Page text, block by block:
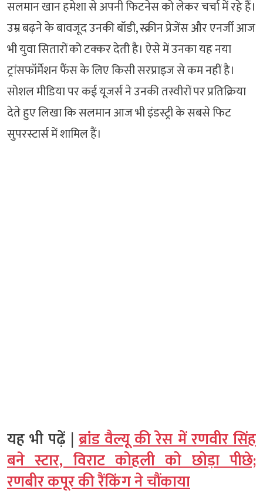
सलमान खान हमेशा से अपनी फिटनेस को लेकर चर्चा में रहे हैं।
उम्र बढ़ने के बावजूद उनकी बॉडी, स्क्रीन प्रेजेंस और एनर्जी आज
भी युवा सितारों को टक्कर देती है। ऐसे में उनका यह नया
ट्रांसफॉर्मेशन फैंस के लिए किसी सरप्राइज से कम नहीं है।
सोशल मीडिया पर कई यूजर्स ने उनकी तस्वीरों पर प्रतिक्रिया
देते हुए लिखा कि सलमान आज भी इंडस्ट्री के सबसे फिट
सुपरस्टार्स में शामिल हैं।
यह भी पढ़ें |ब्रांड वैल्यू की रेस में रणवीर सिंह
बने स्टार, विराट कोहली को छोड़ा पीछे;
रणबीर कपूर की रैंकिंग ने चौंकाया